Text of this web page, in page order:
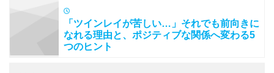
「ツインレイが苦しい…」それでも前向きに
なれる理由と、ポジティブな関係へ変わる5
つのヒント